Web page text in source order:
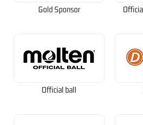
Gold Sponsor
Official ball